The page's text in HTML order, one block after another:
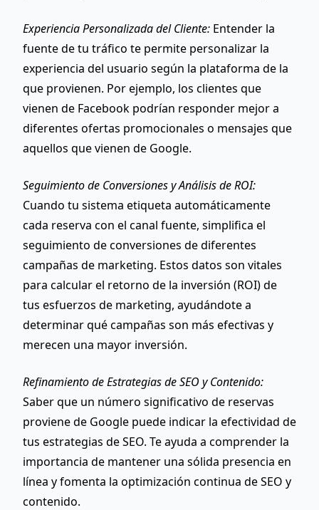
Experiencia Personalizada del Cliente: Entender la
fuente de tu tráfico te permite personalizar la
experiencia del usuario según la plataforma de la
que provienen. Por ejemplo, los clientes que
vienen de Facebook podrían responder mejor a
diferentes ofertas promocionales o mensajes que
aquellos que vienen de Google.
Seguimiento de Conversiones y Análisis de ROI:
Cuando tu sistema etiqueta automáticamente
cada reserva con el canal fuente, simplifica el
seguimiento de conversiones de diferentes
campañas de marketing. Estos datos son vitales
para calcular el retorno de la inversión (ROI) de
tus esfuerzos de marketing, ayudándote a
determinar qué campañas son más efectivas y
merecen una mayor inversión.
Refinamiento de Estrategias de SEO y Contenido:
Saber que un número significativo de reservas
proviene de Google puede indicar la efectividad de
tus estrategias de SEO. Te ayuda a comprender la
importancia de mantener una sólida presencia en
línea y fomenta la optimización continua de SEO y
contenido.